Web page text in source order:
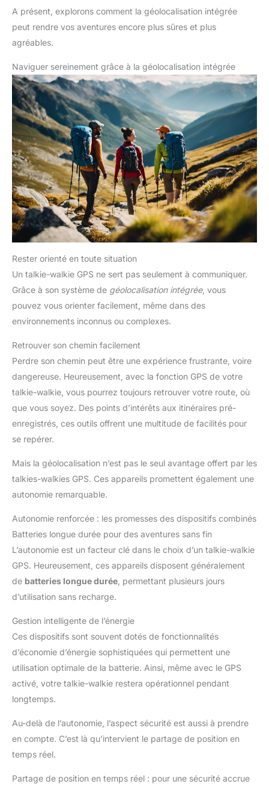
communication efficace et une batterie à longue durée de vie, il
environnement
A présent, explorons comment la géolocalisation intégrée
peut rendre vos aventures encore plus sûres et plus
agréables.
Naviguer sereinement grâce à la géolocalisation intégrée
Rester orienté en toute situation
Un talkie-walkie GPS ne sert pas seulement à communiquer.
Grâce à son système de géolocalisation intégrée, vous
pouvez vous orienter facilement, même dans des
environnements inconnus ou complexes.
Retrouver son chemin facilement
Perdre son chemin peut être une expérience frustrante, voire
dangereuse. Heureusement, avec la fonction GPS de votre
talkie-walkie, vous pourrez toujours retrouver votre route, où
que vous soyez. Des points d’intérêts aux itinéraires pré-
enregistrés, ces outils offrent une multitude de facilités pour
se repérer.
Mais la géolocalisation n’est pas le seul avantage offert par les
talkies-walkies GPS. Ces appareils promettent également une
autonomie remarquable.
Autonomie renforcée : les promesses des dispositifs combinés
Batteries longue durée pour des aventures sans fin
L’autonomie est un facteur clé dans le choix d’un talkie-walkie
GPS. Heureusement, ces appareils disposent généralement
de batteries longue durée , permettant plusieurs jours
d’utilisation sans recharge.
Gestion intelligente de l’énergie
Ces dispositifs sont souvent dotés de fonctionnalités
d’économie d’énergie sophistiquées qui permettent une
utilisation optimale de la batterie. Ainsi, même avec le GPS
activé, votre talkie-walkie restera opérationnel pendant
longtemps.
Au-delà de l’autonomie, l’aspect sécurité est aussi à prendre
en compte. C’est là qu’intervient le partage de position en
temps réel.
Partage de position en temps réel : pour une sécurité accrue